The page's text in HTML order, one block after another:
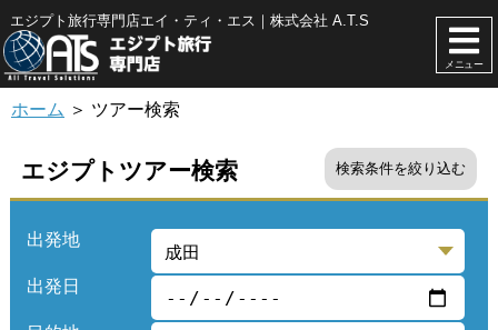
エジプト旅行専門店エイ・ティ・エス｜株式会社 A.T.S
メニュー
ホーム ＞ ツアー検索
エジプトツアー検索 検索条件を絞り込む
出発地
出発日